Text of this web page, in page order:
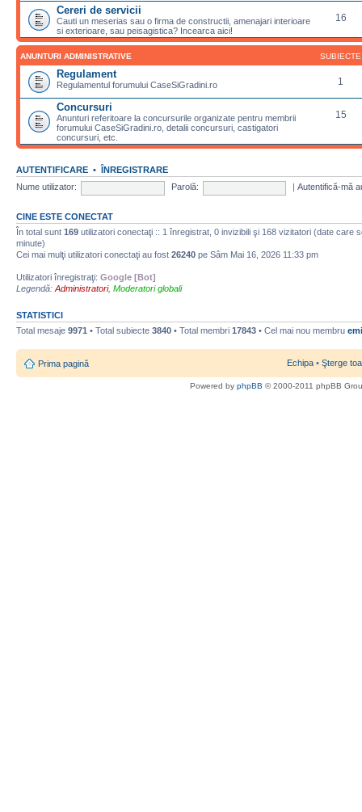
Cereri de servicii
Cauti un meserias sau o firma de constructii, amenajari interioare
si exterioare, sau peisagistica? Incearca aici!
16
ANUNTURI ADMINISTRATIVE SUBIECTE
Regulament
Regulamentul forumului CaseSiGradini.ro 1
Concursuri
Anunturi referitoare la concursurile organizate pentru membrii
forumului CaseSiGradini.ro, detalii concursuri, castigatori
concursuri, etc.
15
AUTENTIFICARE • ÎNREGISTRARE
Nume utilizator:
Parolă: Autentifică-mă
CINE ESTE CONECTAT
În total sunt 169 utilizatori conectaţi :: 1 înregistrat, 0 invizibili şi 168 vizitatori (date care
minute)
Cei mai mulţi utilizatori conectaţi au fost 26240 pe Sâm Mai 16, 2026 11:33 pm
Utilizatori înregistraţi: Google [Bot]
Legendă: Administratori, Moderatori globali
STATISTICI
Total mesaje 9971 • Total subiecte 3840 • Total membri 17843 • Cel mai nou membru
Prima pagină Echipa • Şterge
Powered by phpBB © 2000-2011 phpBB